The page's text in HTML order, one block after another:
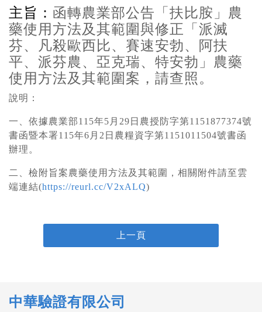
主旨： 函轉農業部公告「扶比胺」農
藥使用方法及其範圍與修正「派滅
芬、凡殺歐西比、賽速安勃、阿扶
平、派芬農、亞克瑞、特安勃」農藥
使用方法及其範圍案，請查照。
說明：
一、依據農業部115年5月29日農授防字第1151877374號
書函暨本署115年6月2日農糧資字第1151011504號書函
辦理。
二、檢附旨案農藥使用方法及其範圍，相關附件請至雲
端連結(https://reurl.cc/V2xALQ)
上一頁
中華驗證有限公司